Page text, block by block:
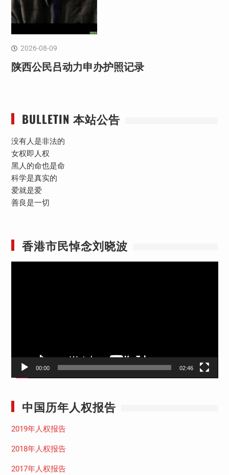
2026-08-09
陕西公民吕动力申办护照记录
BULLETIN 本站公告
没有人是非法的
女权即人权
黑人的命也是命
科学是真实的
爱就是爱
善良是一切
香港市民悼念刘晓波
00:00 02:46
中国历年人权报告
2019年人权报告
2018年人权报告
2017年人权报告